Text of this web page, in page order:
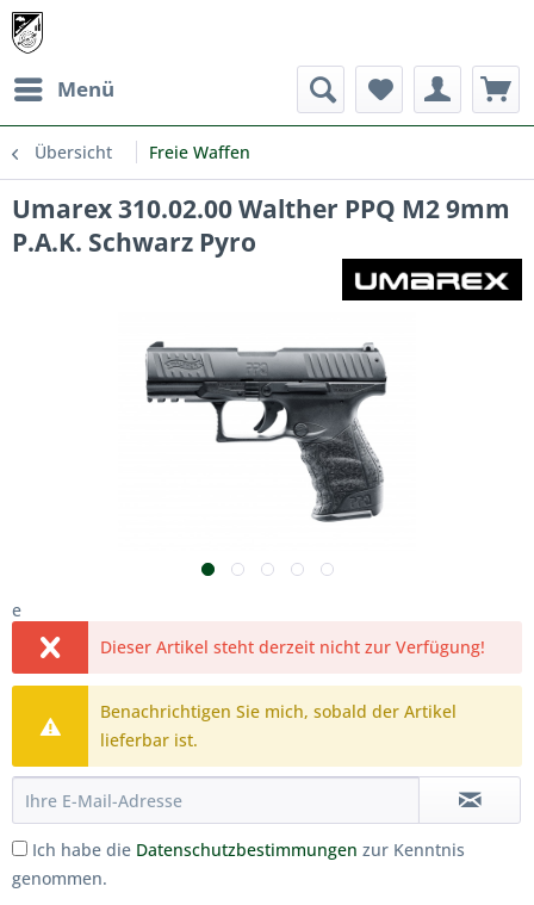
Menü
Übersicht Freie Waffen
Umarex 310.02.00 Walther PPQ M2 9mm
P.A.K. Schwarz Pyro
e
Dieser Artikel steht derzeit nicht zur Verfügung!
Benachrichtigen Sie mich, sobald der Artikel
lieferbar ist.
Ich habe die Datenschutzbestimmungen zur Kenntnis
genommen.